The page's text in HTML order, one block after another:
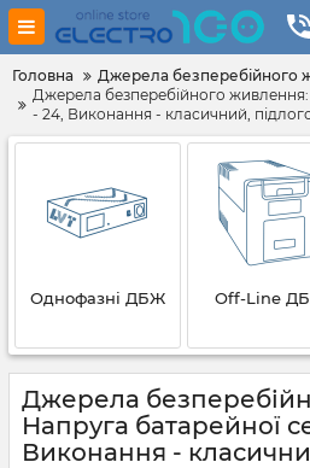
Головна
Джерела безперебійного
Джерела безперебійного живлення:
- 24, Виконання - класичний,
Однофазні ДБЖ Off-Line
Джерела
Напруга батарейної
Виконання -